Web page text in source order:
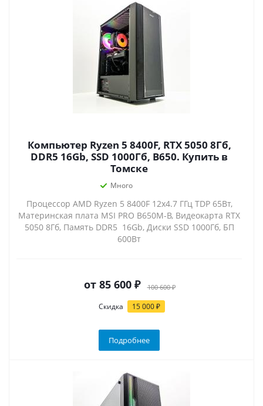
Компьютер Ryzen 5 8400F, RTX 5050 8Гб,
DDR5 16Gb, SSD 1000Гб, B650. Купить в
Томске
Много
Процессор AMD Ryzen 5 8400F 12x4.7 ГГц TDP 65Вт,
Материнская плата MSI PRO B650M-B, Видеокарта RTX
5050 8Гб, Память DDR5 16Gb, Диски SSD 1000Гб, БП
600Вт
от 85 600 ₽ 100 600 ₽
Скидка 15 000 ₽
Подробнее